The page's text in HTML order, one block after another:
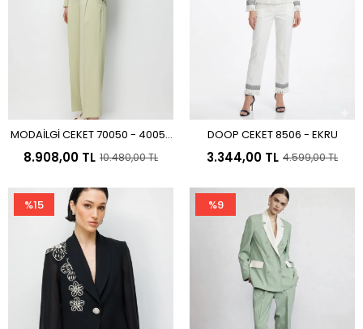
Sepete Ekle
MODAİLGİ CEKET 70050 - 40050
PANTOLON MİNT YEŞİLİ
8.908,00 TL 10.480,00 TL
Sepete Ekle
DOOP CEKET 8506 - EKRU
3.344,00 TL 4.599,00 TL
%15 %9